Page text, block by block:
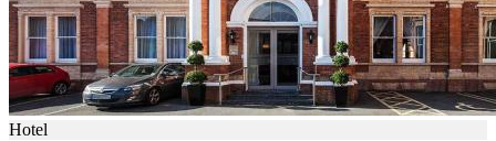
Hotel